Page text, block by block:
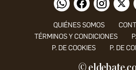
QUIÉNES SOMOS
TÉRMINOS Y CONDICIONES
P. DE COOKIES
P. DE